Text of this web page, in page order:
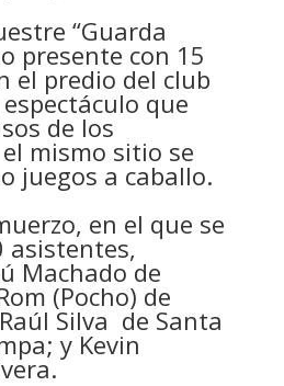
“Guarda
presente con 15
el predio del club
que
de los
mismo sitio se
juegos a caballo.
en el que se
asistentes,
Machado de
(Pocho) de
Silva de Santa
y Kevin